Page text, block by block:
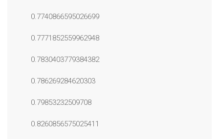
0.7740866595026699
0.7771852559962948
0.7830403779384382
0.786269284620303
0.79853232509708
0.8260856575025411